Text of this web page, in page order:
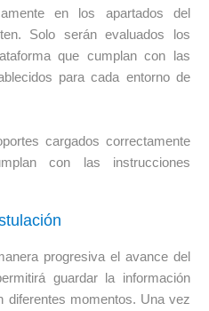
en los apartados del
Solo serán evaluados los
que cumplan con las
para cada entorno de
cargados correctamente
con las instrucciones
progresiva el avance del
guardar la información
diferentes momentos. Una vez